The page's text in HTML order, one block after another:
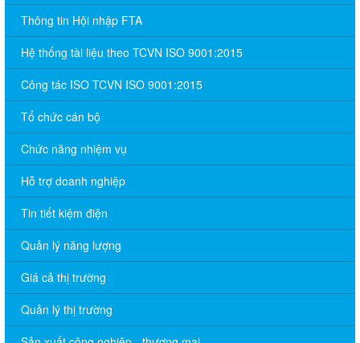
Thông tin Hội nhập FTA
Hệ thống tài liệu theo TCVN ISO 9001:2015
Công tác ISO TCVN ISO 9001:2015
Tổ chức cán bộ
Chức năng nhiệm vụ
Hỗ trợ doanh nghiệp
Tin tiết kiệm điện
Quản lý năng lượng
Giá cả thị trường
Quản lý thị trường